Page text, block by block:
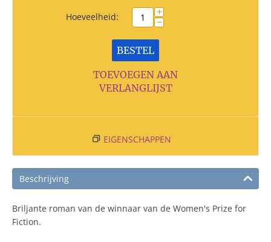
Hoeveelheid: +
−
BESTEL
TOEVOEGEN AAN
VERLANGLIJST
EIGENSCHAPPEN
Beschrijving
Briljante roman van de winnaar van de Women's Prize for
Fiction.